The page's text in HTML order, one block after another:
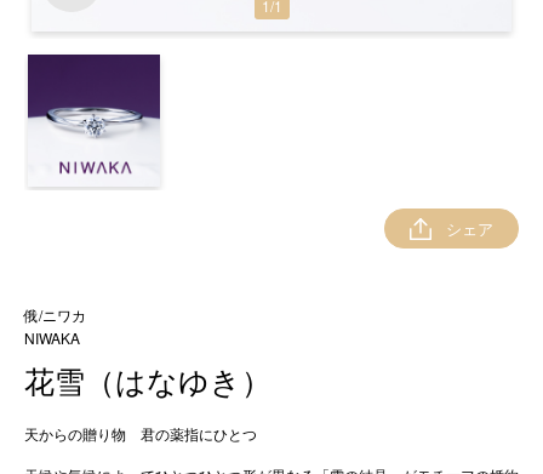
俄/ニワカ
NIWAKA
花雪（はなゆき）
1/1
シェア
天からの贈り物 君の薬指にひとつ